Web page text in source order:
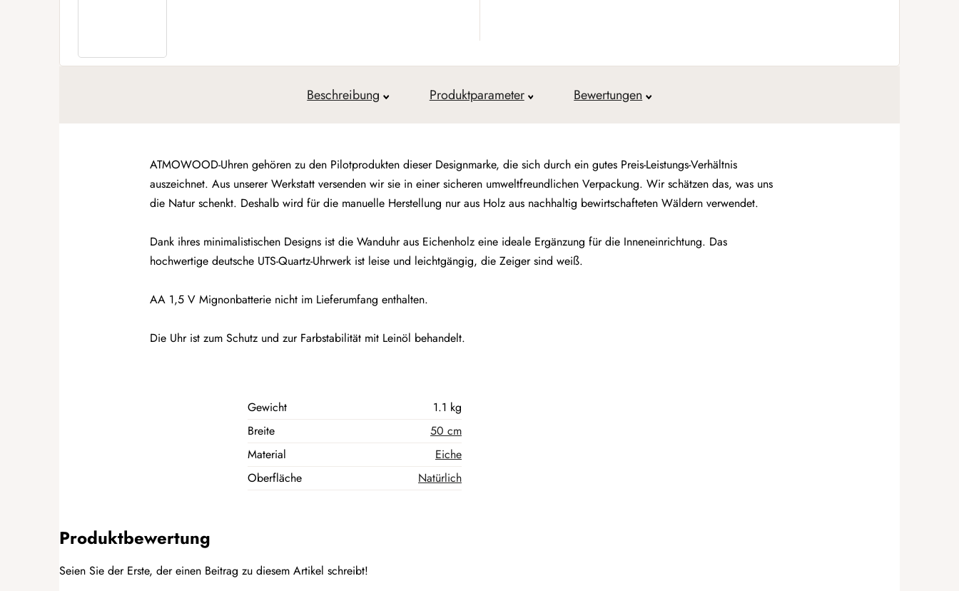
Beschreibung Produktparameter Bewertungen
ATMOWOOD-Uhren gehören zu den Pilotprodukten dieser Designmarke, die sich durch ein gutes Preis-Leistungs-Verhältnis
auszeichnet. Aus unserer Werkstatt versenden wir sie in einer sicheren umweltfreundlichen Verpackung. Wir schätzen das, was uns
die Natur schenkt. Deshalb wird für die manuelle Herstellung nur aus Holz aus nachhaltig bewirtschafteten Wäldern verwendet.
Dank ihres minimalistischen Designs ist die Wanduhr aus Eichenholz eine ideale Ergänzung für die Inneneinrichtung. Das
hochwertige deutsche UTS-Quartz-Uhrwerk ist leise und leichtgängig, die Zeiger sind weiß.
AA 1,5 V Mignonbatterie nicht im Lieferumfang enthalten.
Die Uhr ist zum Schutz und zur Farbstabilität mit Leinöl behandelt.
Gewicht
1.1 kg
Breite
50 cm
Material
Eiche
Oberfläche
Natürlich
Produktbewertung
Seien Sie der Erste, der einen Beitrag zu diesem Artikel schreibt!